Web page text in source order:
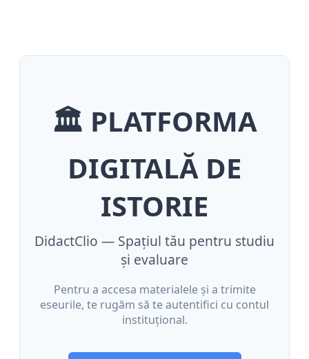
🏛️ PLATFORMA
DIGITALĂ DE
ISTORIE
DidactClio — Spațiul tău pentru studiu
și evaluare
Pentru a accesa materialele și a trimite
eseurile, te rugăm să te autentifici cu contul
instituțional.